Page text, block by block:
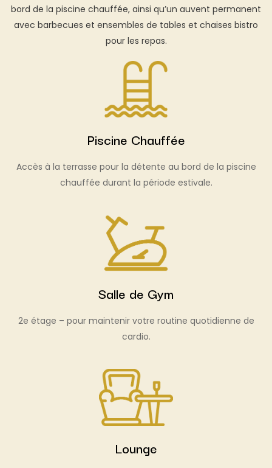
bord de la piscine chauffée, ainsi qu’un auvent permanent
avec barbecues et ensembles de tables et chaises bistro
pour les repas.
Piscine Chauffée
Accès à la terrasse pour la détente au bord de la piscine
chauffée durant la période estivale.
Salle de Gym
2e étage – pour maintenir votre routine quotidienne de
cardio.
Lounge